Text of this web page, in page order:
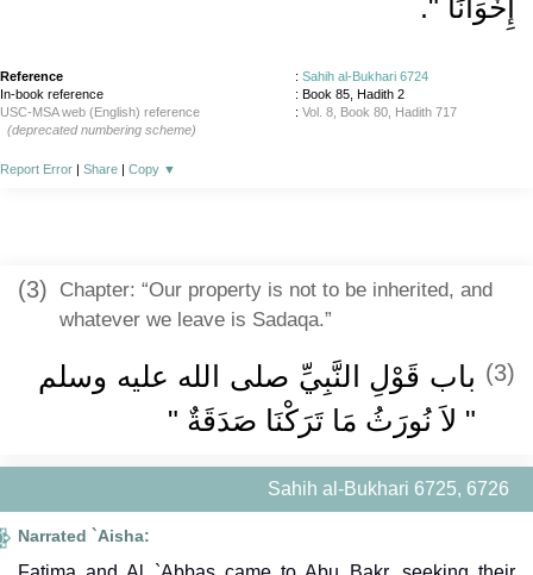
إِخْوَانًا ‏"‏‏.‏
Reference : Sahih al-Bukhari 6724
In-book reference
: Book 85, Hadith 2
USC-MSA web (English) reference
: Vol. 8, Book 80, Hadith 717
(deprecated numbering scheme)
Report Error | Share | Copy ▼
(3) Chapter: “Our property is not to be inherited, and
whatever we leave is Sadaqa.”
(3) باب قَوْلِ النَّبِيِّ صلى الله عليه وسلم
‏"‏ لاَ نُورَثُ مَا تَرَكْنَا صَدَقَةٌ ‏"‏
Sahih al-Bukhari 6725, 6726
Narrated `Aisha: